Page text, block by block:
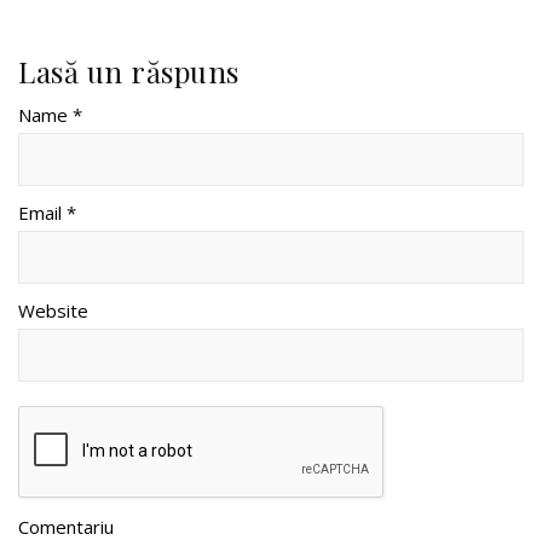
Lasă un răspuns
Name *
Email *
Website
Comentariu